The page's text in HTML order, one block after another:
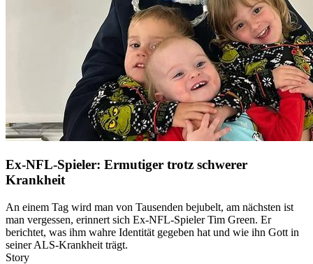
Ex-NFL-Spieler: Ermutiger trotz schwerer
Krankheit
An einem Tag wird man von Tausenden bejubelt, am nächsten ist
man vergessen, erinnert sich Ex-NFL-Spieler Tim Green. Er
berichtet, was ihm wahre Identität gegeben hat und wie ihn Gott in
seiner ALS-Krankheit trägt.
Story